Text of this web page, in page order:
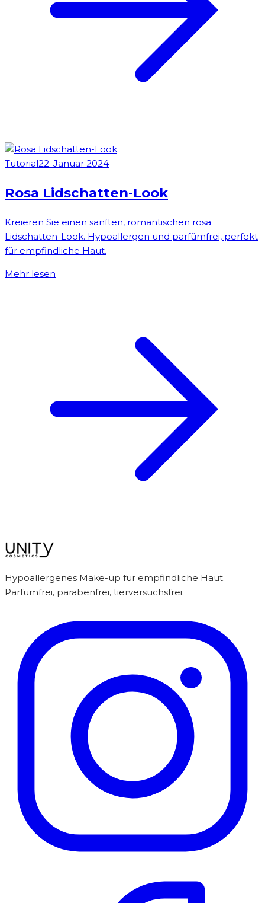
Tutorial22. Januar 2024
Rosa Lidschatten-Look
Kreieren Sie einen sanften, romantischen rosa
Lidschatten-Look. Hypoallergen und parfümfrei, perfekt
für empfindliche Haut.
Mehr lesen
Hypoallergenes Make-up für empfindliche Haut.
Parfümfrei, parabenfrei, tierversuchsfrei.